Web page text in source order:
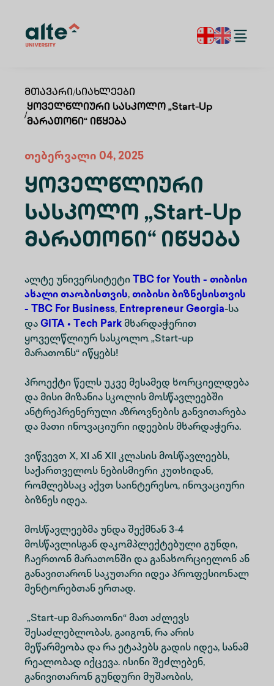
Მთავარი/Სიახლეები
/
Ყოველწლიური Სასკოლო „Start-Up
Მარათონი“ Იწყება
თებერვალი 04, 2025
Ყოველწლიური
Სასკოლო „Start-Up
Მარათონი“ Იწყება
ალტე უნივერსიტეტი TBC for Youth - თიბისი
ახალი თაობისთვის, თიბისი ბიზნესისთვის
- TBC For Business, Entrepreneur Georgia-სა
და GITA • Tech Park მხარდაჭერით
ყოველწლიურ სასკოლო „Start-up
მარათონს“ იწყებს!
პროექტი წელს უკვე მესამედ ხორციელდება
და მისი მიზანია სკოლის მოსწავლეებში
ანტრეპრენერული აზროვნების განვითარება
და მათი ინოვაციური იდეების მხარდაჭერა.
ვიწვევთ X, XI ან XII კლასის მოსწავლეებს,
საქართველოს ნებისმიერი კუთხიდან,
რომლებსაც აქვთ საინტერესო, ინოვაციური
ბიზნეს იდეა.
მოსწავლეებმა უნდა შექმნან 3-4
მოსწავლისგან დაკომპლექტებული გუნდი,
ჩაერთონ მარათონში და განახორციელონ ან
განავითარონ საკუთარი იდეა პროფესიონალ
მენტორებთან ერთად.
„Start-up მარათონი“ მათ აძლევს
შესაძლებლობას, გაიგონ, რა არის
მეწარმეობა და რა ეტაპებს გადის იდეა, სანამ
რეალობად იქცევა. ისინი შეძლებენ,
განივითარონ გუნდური მუშაობის,